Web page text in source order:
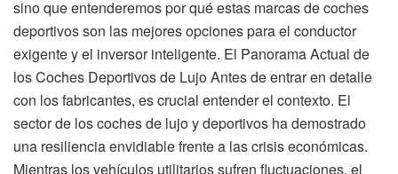
sino que entenderemos por qué estas marcas de coches
deportivos son las mejores opciones para el conductor
exigente y el inversor inteligente. El Panorama Actual de
los Coches Deportivos de Lujo Antes de entrar en detalle
con los fabricantes, es crucial entender el contexto. El
sector de los coches de lujo y deportivos ha demostrado
una resiliencia envidiable frente a las crisis económicas.
Mientras los vehículos utilitarios sufren fluctuaciones, el